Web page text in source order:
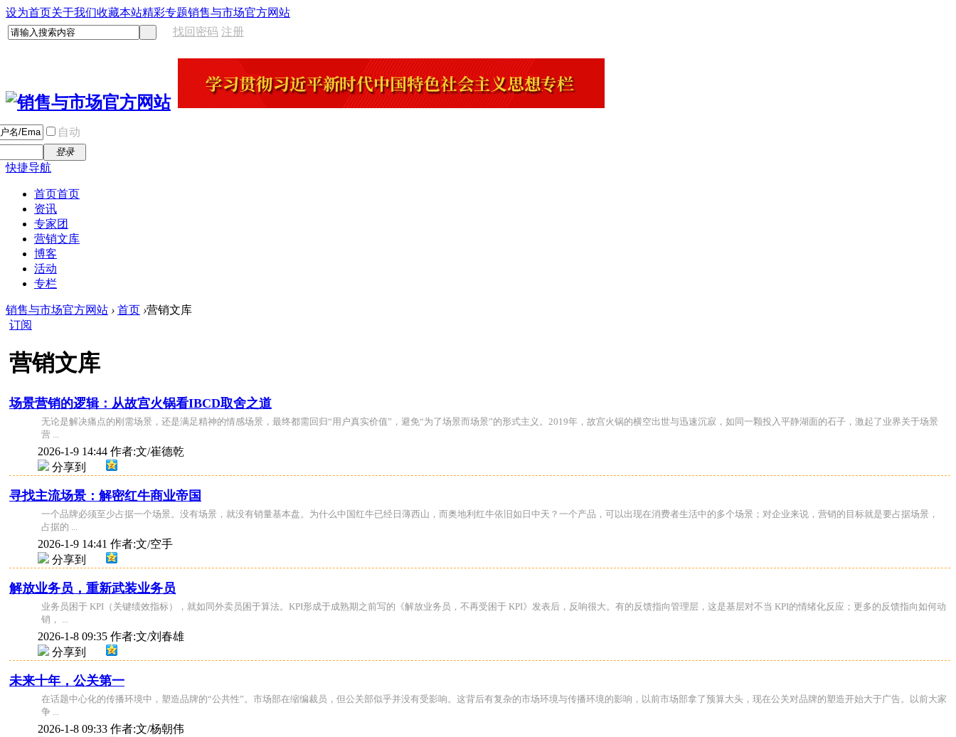
设为首页关于我们收藏本站精彩专题销售与市场官方网站
找回密码 注册
自动
登录
快捷导航
首页首页
资讯
专家团
营销文库
博客
活动
专栏
销售与市场官方网站 › 首页 ›营销文库
订阅
营销文库
场景营销的逻辑：从故宫火锅看IBCD取舍之道
无论是解决痛点的刚需场景，还是满足精神的情感场景，最终都需回归“用户真实价值”，避免“为了场景而场景”的形式主义。2019年，故宫火锅的横空出世与迅速沉寂，如同一颗投入平静湖面的石子，激起了业界关于场景
营 ...
2026-1-9 14:44 作者:文/崔德乾
分享到
寻找主流场景：解密红牛商业帝国
一个品牌必须至少占据一个场景。没有场景，就没有销量基本盘。为什么中国红牛已经日薄西山，而奥地利红牛依旧如日中天？一个产品，可以出现在消费者生活中的多个场景；对企业来说，营销的目标就是要占据场景，
占据的 ...
2026-1-9 14:41 作者:文/空手
分享到
解放业务员，重新武装业务员
业务员困于 KPI（关键绩效指标），就如同外卖员困于算法。KPI形成于成熟期之前写的《解放业务员，不再受困于 KPI》发表后，反响很大。有的反馈指向管理层，这是基层对不当 KPI的情绪化反应；更多的反馈指向如何动
销， ...
2026-1-8 09:35 作者:文/刘春雄
分享到
未来十年，公关第一
在话题中心化的传播环境中，塑造品牌的“公共性”。市场部在缩编裁员，但公关部似乎并没有受影响。这背后有复杂的市场环境与传播环境的影响，以前市场部拿了预算大头，现在公关对品牌的塑造开始大于广告。以前大家
争 ...
2026-1-8 09:33 作者:文/杨朝伟